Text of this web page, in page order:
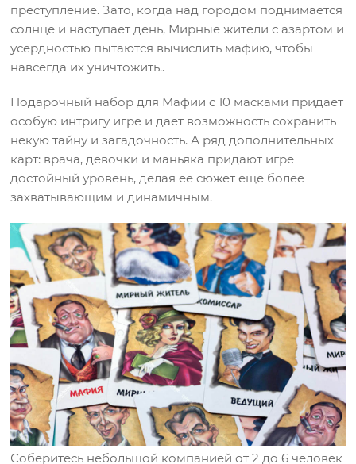
преступление. Зато, когда над городом поднимается
солнце и наступает день, Мирные жители с азартом и
усердностью пытаются вычислить мафию, чтобы
навсегда их уничтожить..
Подарочный набор для Мафии с 10 масками придает
особую интригу игре и дает возможность сохранить
некую тайну и загадочность. А ряд дополнительных
карт: врача, девочки и маньяка придают игре
достойный уровень, делая ее сюжет еще более
захватывающим и динамичным.
Соберитесь небольшой компанией от 2 до 6 человек